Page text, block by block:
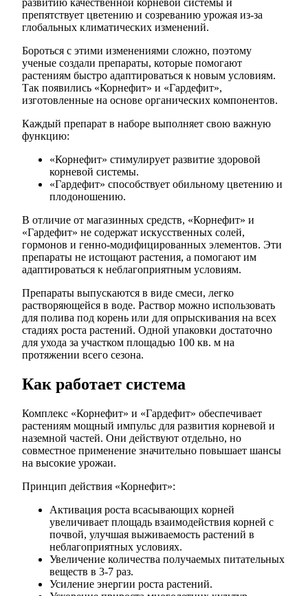
развитию качественной корневой системы и
препятствует цветению и созреванию урожая из-за
глобальных климатических изменений.
Бороться с этими изменениями сложно, поэтому
ученые создали препараты, которые помогают
растениям быстро адаптироваться к новым условиям.
Так появились «Корнефит» и «Гардефит»,
изготовленные на основе органических компонентов.
Каждый препарат в наборе выполняет свою важную
функцию:
«Корнефит» стимулирует развитие здоровой
корневой системы.
«Гардефит» способствует обильному цветению и
плодоношению.
В отличие от магазинных средств, «Корнефит» и
«Гардефит» не содержат искусственных солей,
гормонов и генно-модифицированных элементов. Эти
препараты не истощают растения, а помогают им
адаптироваться к неблагоприятным условиям.
Препараты выпускаются в виде смеси, легко
растворяющейся в воде. Раствор можно использовать
для полива под корень или для опрыскивания на всех
стадиях роста растений. Одной упаковки достаточно
для ухода за участком площадью 100 кв. м на
протяжении всего сезона.
Как работает система
Комплекс «Корнефит» и «Гардефит» обеспечивает
растениям мощный импульс для развития корневой и
наземной частей. Они действуют отдельно, но
совместное применение значительно повышает шансы
на высокие урожаи.
Принцип действия «Корнефит»:
Активация роста всасывающих корней
увеличивает площадь взаимодействия корней с
почвой, улучшая выживаемость растений в
неблагоприятных условиях.
Увеличение количества получаемых питательных
веществ в 3-7 раз.
Усиление энергии роста растений.